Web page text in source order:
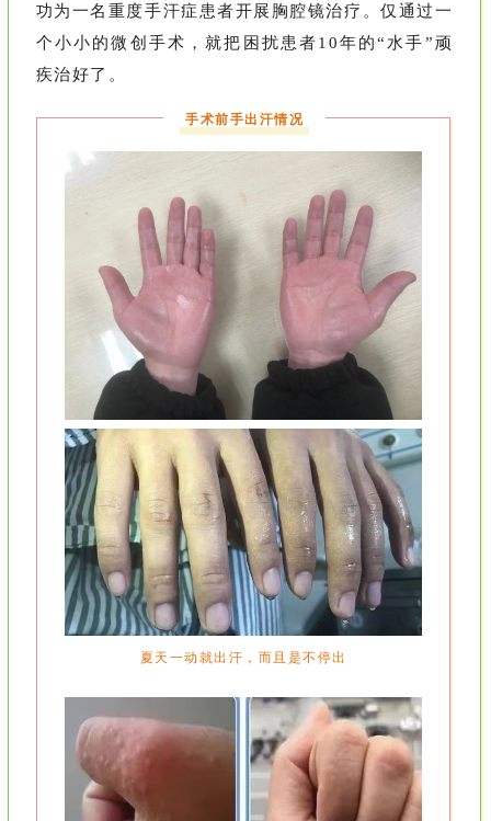
功为一名重度手汗症患者开展胸腔镜治疗。仅通过一
个小小的微创手术，就把困扰患者10年的“水手”顽
疾治好了。
手术前手出汗情况
夏天一动就出汗，而且是不停出